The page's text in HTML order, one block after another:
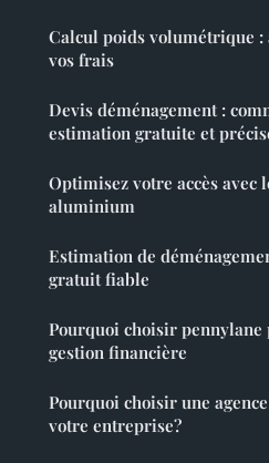
Calcul poids volumétrique
vos frais
Devis déménagement :
estimation gratuite et
Optimisez votre accès avec
aluminium
Estimation de
gratuit fiable
Pourquoi choisir
gestion financière
Pourquoi choisir une
votre entreprise?